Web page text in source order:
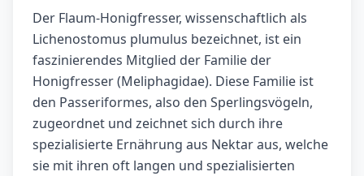
Der Flaum-Honigfresser, wissenschaftlich als
Lichenostomus plumulus bezeichnet, ist ein
faszinierendes Mitglied der Familie der
Honigfresser (Meliphagidae). Diese Familie ist
den Passeriformes, also den Sperlingsvögeln,
zugeordnet und zeichnet sich durch ihre
spezialisierte Ernährung aus Nektar aus, welche
sie mit ihren oft langen und spezialisierten